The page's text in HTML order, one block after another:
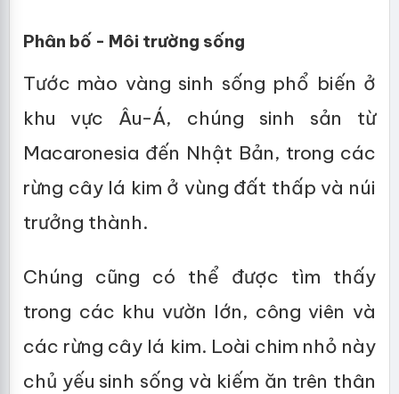
Phân bố - Môi trường sống
Tước mào vàng sinh sống phổ biến ở
khu vực Âu-Á, chúng sinh sản từ
Macaronesia đến Nhật Bản, trong các
rừng cây lá kim ở vùng đất thấp và núi
trưởng thành.
Chúng cũng có thể được tìm thấy
trong các khu vườn lớn, công viên và
các rừng cây lá kim. Loài chim nhỏ này
chủ yếu sinh sống và kiếm ăn trên thân